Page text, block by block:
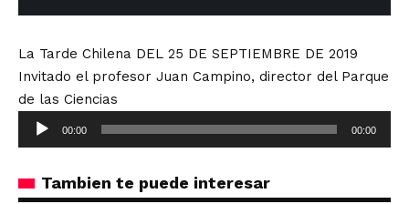
La Tarde Chilena DEL 25 DE SEPTIEMBRE DE 2019
Invitado el profesor Juan Campino, director del Parque
de las Ciencias
Reproductor
de
00:00 00:00
Tambien te puede interesar